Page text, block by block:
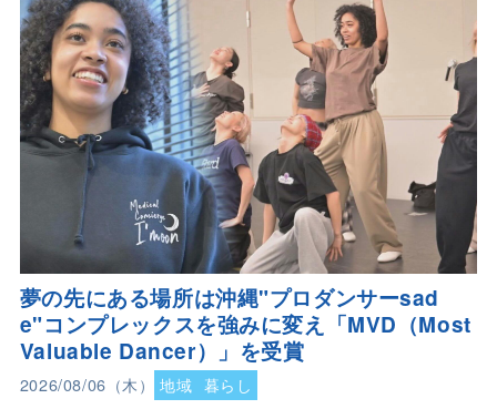
夢の先にある場所は沖縄"プロダンサーsad
e"コンプレックスを強みに変え「MVD（Most
Valuable Dancer）」を受賞
2026/08/06（木） 地域 暮らし